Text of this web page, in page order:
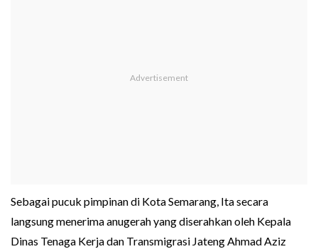
Sebagai pucuk pimpinan di Kota Semarang, Ita secara
langsung menerima anugerah yang diserahkan oleh Kepala
Dinas Tenaga Kerja dan Transmigrasi Jateng Ahmad Aziz